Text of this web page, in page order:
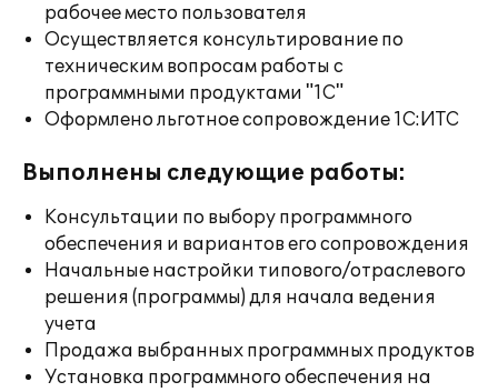
рабочее место пользователя
Осуществляется консультирование по
техническим вопросам работы с
программными продуктами "1С"
Оформлено льготное сопровождение 1С:ИТС
Выполнены следующие работы:
Консультации по выбору программного
обеспечения и вариантов его сопровождения
Начальные настройки типового/отраслевого
решения (программы) для начала ведения
учета
Продажа выбранных программных продуктов
Установка программного обеспечения на